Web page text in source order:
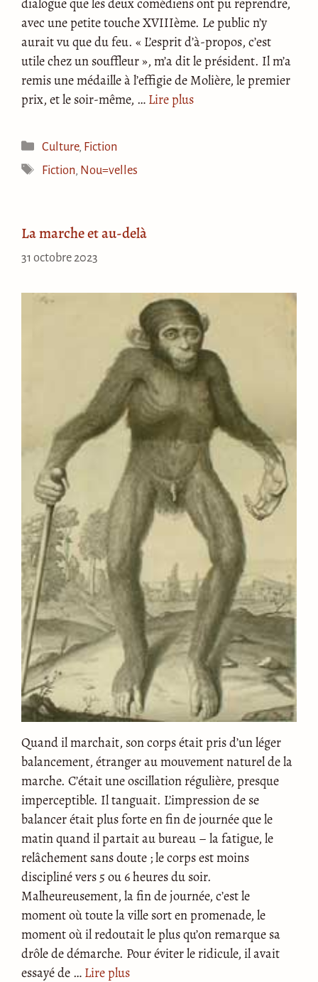
avec une petite touche XVIIIème. Le public n’y
aurait vu que du feu. « L’esprit d’à-propos, c’est
utile chez un souffleur », m’a dit le président. Il m’a
remis une médaille à l’effigie de Molière, le premier
prix, et le soir-même, … Lire plus
Catégories
Culture, Fiction
Étiquettes
Fiction Nou=velles
La marche et au-delà
31 octobre 2023
Quand il marchait, son corps était pris d’un léger
balancement, étranger au mouvement naturel de la
marche. C’était une oscillation régulière, presque
imperceptible. Il tanguait. L’impression de se
balancer était plus forte en fin de journée que le
matin quand il partait au bureau – la fatigue, le
relâchement sans doute ; le corps est moins
discipliné vers 5 ou 6 heures du soir.
Malheureusement, la fin de journée, c’est le
moment où toute la ville sort en promenade, le
moment où il redoutait le plus qu’on remarque sa
drôle de démarche. Pour éviter le ridicule, il avait
essayé de … Lire plus